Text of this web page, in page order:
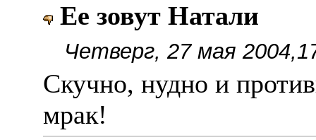
Ее зовут Натали
Четверг, 27 мая
Скучно, нудно и
мрак!